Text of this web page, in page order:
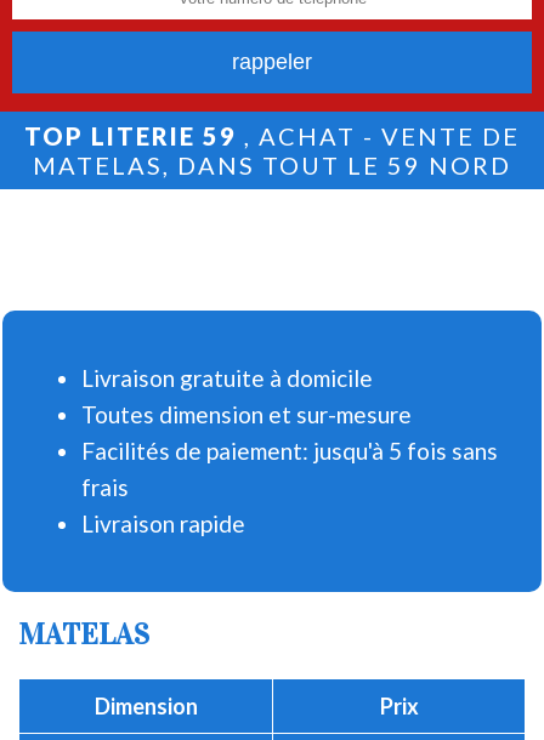
TOP LITERIE 59 , ACHAT - VENTE DE
MATELAS, DANS TOUT LE 59 NORD
Livraison gratuite à domicile
Toutes dimension et sur-mesure
Facilités de paiement: jusqu'à 5 fois sans
frais
Livraison rapide
MATELAS
Dimension Prix